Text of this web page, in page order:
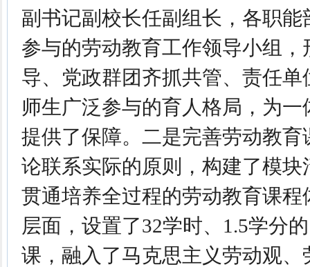
副书记副校长任副组长，各职
参与的劳动教育工作领导小组
导、党政群团齐抓共管、责任
师生广泛参与的育人格局，为
提供了保障。二是完善劳动教
论联系实际的原则，构建了模
贯通培养全过程的劳动教育课
层面，设置了32学时、1.5学分
课，融入了马克思主义劳动观